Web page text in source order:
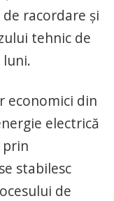
racordare şi
tehnic de
luni.
economici din
electrică
prin
stabilesc
de